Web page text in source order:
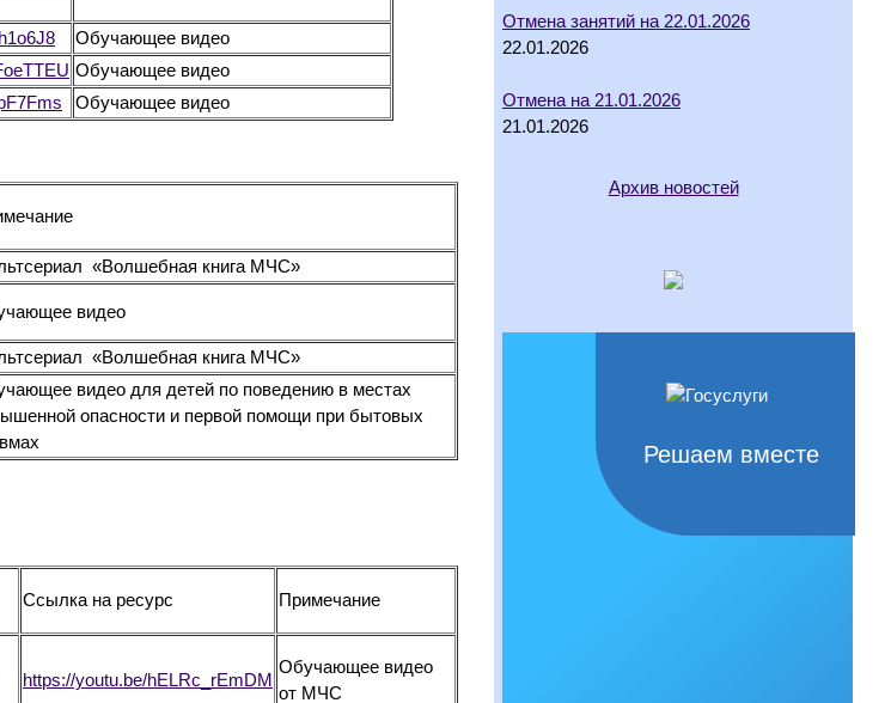
Отмена занятий на 22.01.2026
22.01.2026
Отмена на 21.01.2026
21.01.2026
Архив новостей
Решаем вместе
Обучающее видео
Обучающее видео
Обучающее видео
«Волшебная книга МЧС»
видео
«Волшебная книга МЧС»
видео для детей по поведению в местах
опасности и первой помощи при бытовых
Ссылка на ресурс Примечание
https://youtu.be/hELRc_rEmDM
Обучающее видео
от МЧС